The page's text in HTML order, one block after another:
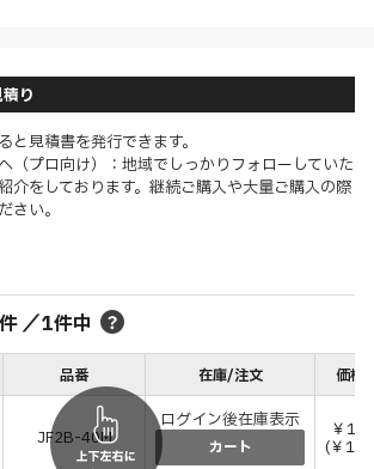
り
と見積書を発行できます。
（プロ向け）：地域でしっかりフォローしていた
介をしております。継続ご購入や大量ご購入の際
さい。
件／1件中
品番 在庫/注文 価格(
JF2B-40M
ログイン後在庫表示
カート
￥
(￥